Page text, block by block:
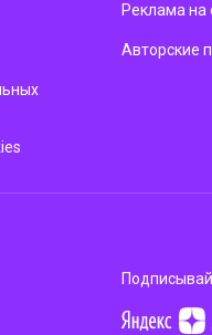
Реклама на
Авторские